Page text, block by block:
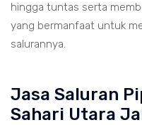
hingga tuntas serta
yang bermanfaat untuk
salurannya.
Jasa Saluran
Sahari Utara